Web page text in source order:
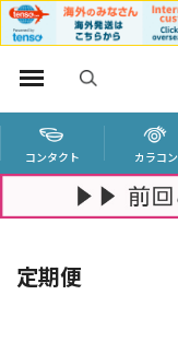
コンタクト カラコン
定期便